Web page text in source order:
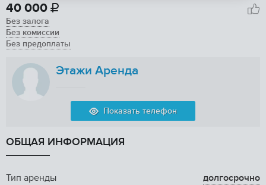
40 000 
Без залога
Без комиссии
Без предоплаты
Этажи Аренда
Показать телефон
ОБЩАЯ ИНФОРМАЦИЯ
Тип аренды долгосрочно